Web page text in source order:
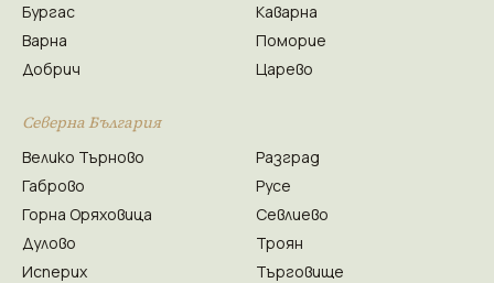
Бургас
Варна
Добрич
Каварна
Поморие
Царево
Северна България
Велико Търново
Габрово
Горна Оряховица
Дулово
Исперих
Разград
Русе
Севлиево
Троян
Търговище